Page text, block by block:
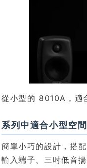
從小型的 8010A，適
系列中適合小型空
簡單小巧的設計，搭
輸入端子、三吋低音